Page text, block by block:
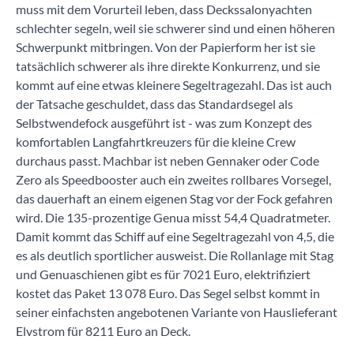
muss mit dem Vorurteil leben, dass Deckssalonyachten
schlechter segeln, weil sie schwerer sind und einen höheren
Schwerpunkt mitbringen. Von der Papierform her ist sie
tatsächlich schwerer als ihre direkte Konkurrenz, und sie
kommt auf eine etwas kleinere Segeltragezahl. Das ist auch
der Tatsache geschuldet, dass das Standardsegel als
Selbstwendefock ausgeführt ist - was zum Konzept des
komfortablen Langfahrtkreuzers für die kleine Crew
durchaus passt. Machbar ist neben Gennaker oder Code
Zero als Speedbooster auch ein zweites rollbares Vorsegel,
das dauerhaft an einem eigenen Stag vor der Fock gefahren
wird. Die 135-prozentige Genua misst 54,4 Quadratmeter.
Damit kommt das Schiff auf eine Segeltragezahl von 4,5, die
es als deutlich sportlicher ausweist. Die Rollanlage mit Stag
und Genuaschienen gibt es für 7021 Euro, elektrifiziert
kostet das Paket 13 078 Euro. Das Segel selbst kommt in
seiner einfachsten angebotenen Variante von Hauslieferant
Elvstrom für 8211 Euro an Deck.